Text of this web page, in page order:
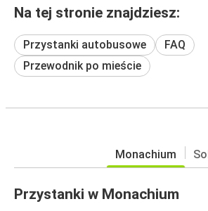
Na tej stronie znajdziesz:
Przystanki autobusowe
FAQ
Przewodnik po mieście
Monachium
Przystanki w Monachium